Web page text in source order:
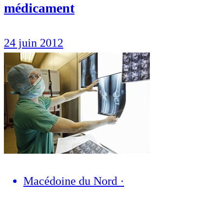
médicament
24 juin 2012
Macédoine du Nord ·